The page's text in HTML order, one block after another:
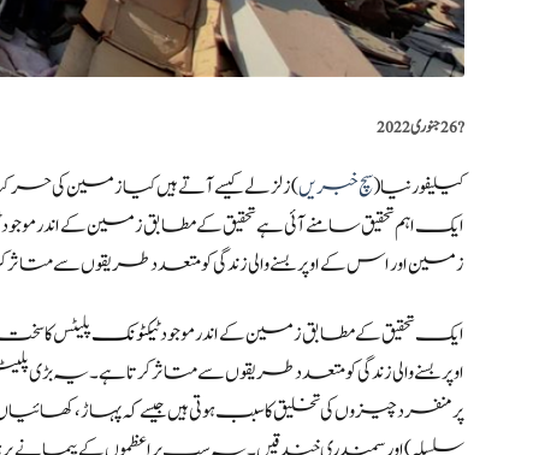
?️26 جنوری 2022
کیلیفورنیا(سچ خبریں) زلزلے کیسے آتے ہیں کیا زمین
ایک اہم تحقیق سامنے آئی ہے تحقیق کے مطابق زمین کے اندر
زمین اور اس کے اوپر بسنے والی زندگی کو متعدد طریقوں سے متاثر
ایک تحقیق کے مطابق زمین کے اندر موجودٹیکٹونکپلیٹس کا
اوپر بسنے والی زندگی کو متعدد طریقوں سے متاثر کرتا
پر منفرد چیزوں کی تخلیق کا سبب ہوتی ہیں جیسے کہ پہاڑ،